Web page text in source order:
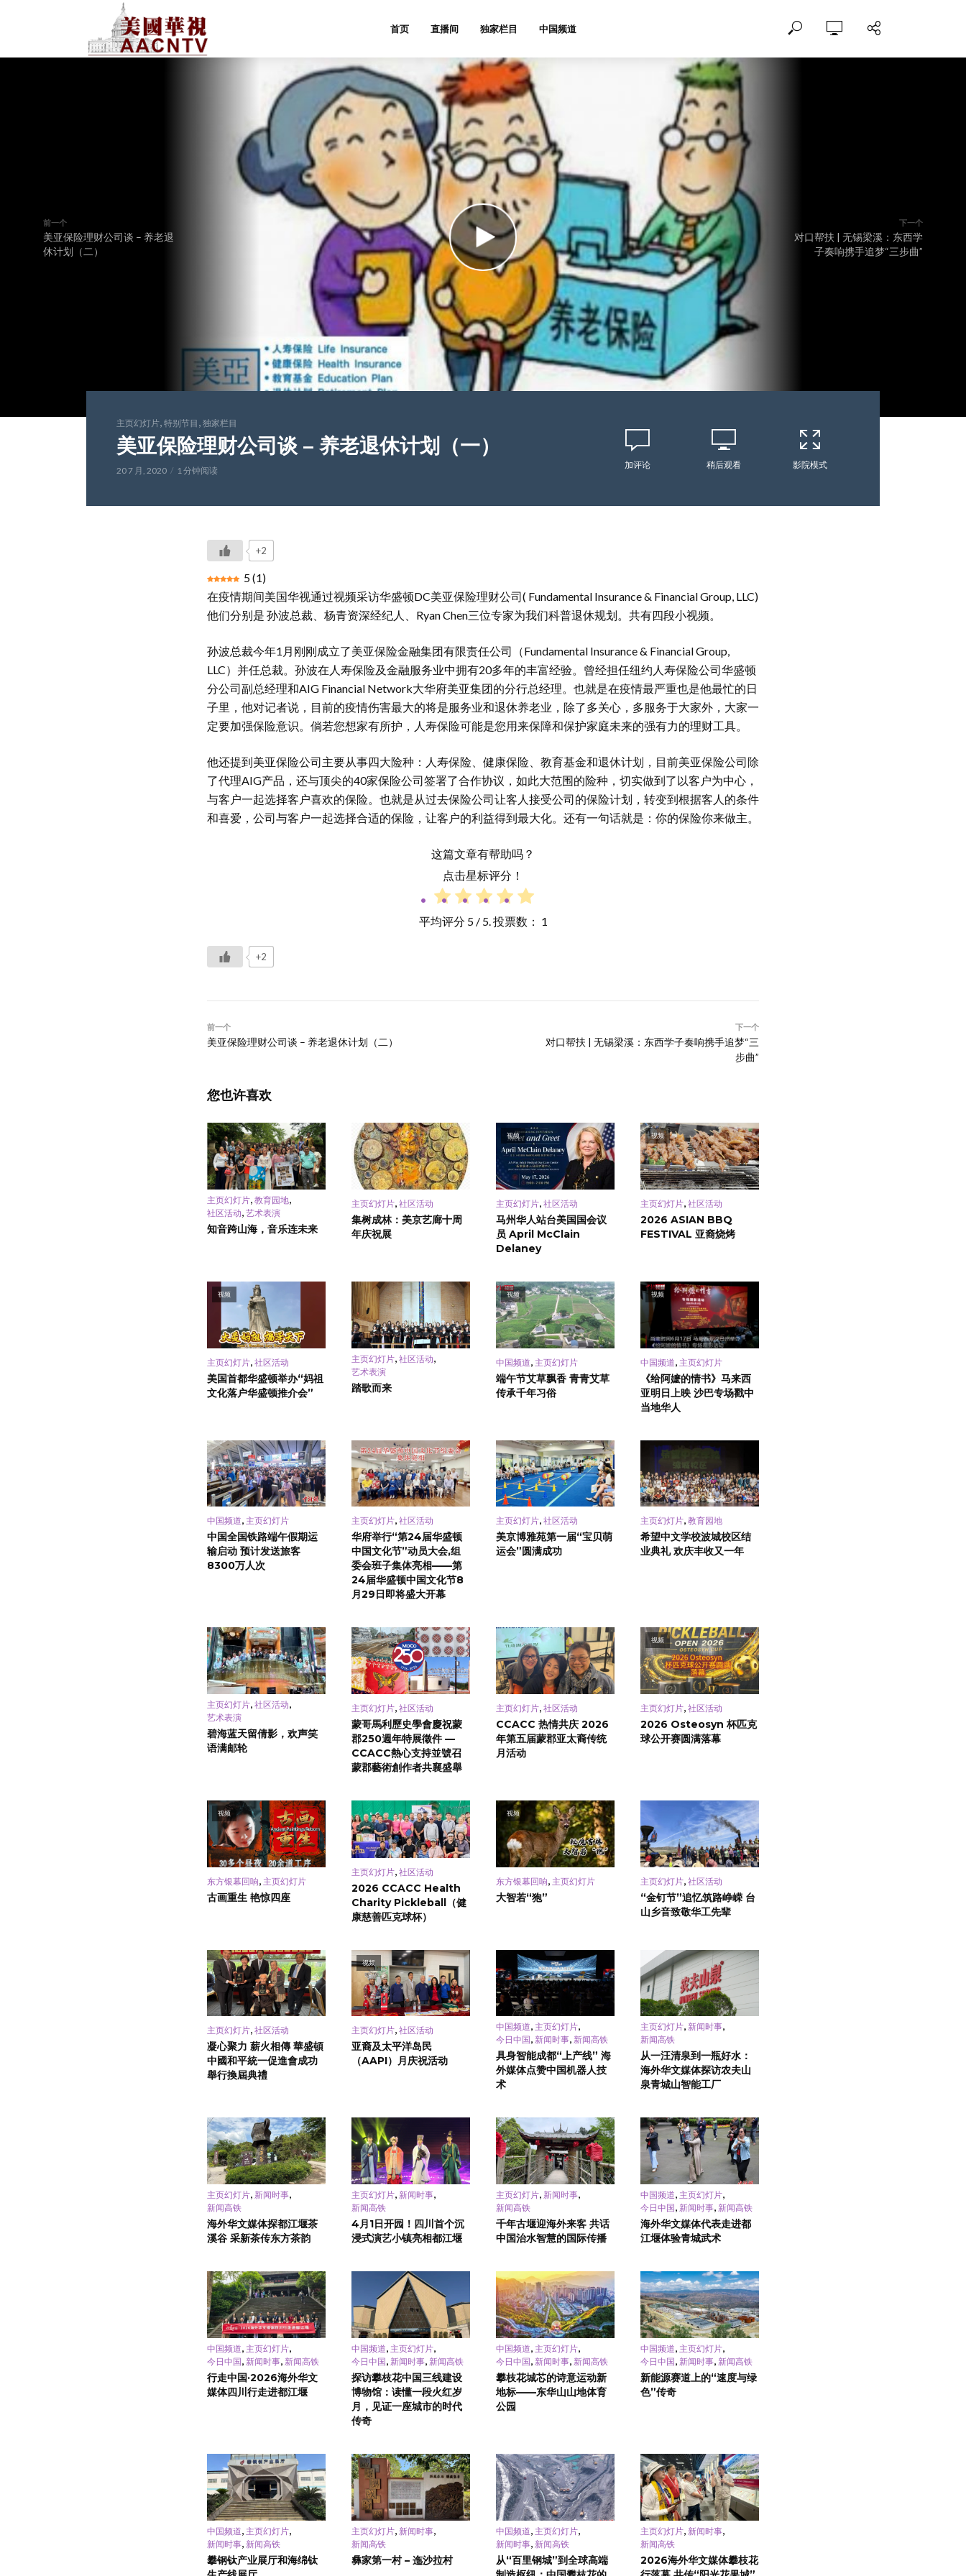
首页 直播间 独家栏目 中国频道
前一个
美亚保险理财公司谈 – 养老退
休计划（二）
下一个
对口帮扶 | 无锡梁溪：东西学
子奏响携手追梦“三步曲”
主页幻灯片, 特别节目 , 独家栏目
美亚保险理财公司谈 – 养老退休计划（一）
20 7 月, 2020 1 分钟阅读
加评论 稍后观看 影院模式
+2
5(1)
在疫情期间美国华视通过视频采访华盛顿DC美亚保险理财公司( Fundamental Insurance & Financial Group, LLC)
他们分别是 孙波总裁、杨青资深经纪人、Ryan Chen三位专家为我们科普退休规划。共有四段小视频。
孙波总裁今年1月刚刚成立了美亚保险金融集团有限责任公司（Fundamental Insurance & Financial Group,
LLC）并任总裁。孙波在人寿保险及金融服务业中拥有20多年的丰富经验。曾经担任纽约人寿保险公司华盛顿
分公司副总经理和AIG Financial Network大华府美亚集团的分行总经理。也就是在疫情最严重也是他最忙的日
子里，他对记者说，目前的疫情伤害最大的将是服务业和退休养老业，除了多关心，多服务于大家外，大家一
定要加强保险意识。倘若您想家有所护，人寿保险可能是您用来保障和保护家庭未来的强有力的理财工具。
他还提到美亚保险公司主要从事四大险种：人寿保险、健康保险、教育基金和退休计划，目前美亚保险公司除
了代理AIG产品，还与顶尖的40家保险公司签署了合作协议，如此大范围的险种，切实做到了以客户为中心，
与客户一起选择客户喜欢的保险。也就是从过去保险公司让客人接受公司的保险计划，转变到根据客人的条件
和喜爱，公司与客户一起选择合适的保险，让客户的利益得到最大化。还有一句话就是：你的保险你来做主。
这篇文章有帮助吗？
点击星标评分！
平均评分 5/ 5. 投票数： 1
+2
前一个
美亚保险理财公司谈 – 养老退休计划（二）
下一个
对口帮扶 | 无锡梁溪：东西学子奏响携手追梦“三
步曲”
您也许喜欢
主页幻灯片 教育园地
社区活动 艺术表演
知音跨山海，音乐连未来
主页幻灯片 社区活动
集树成林：美京艺廊十周
年庆祝展
视频
主页幻灯片 社区活动
马州华人站台美国国会议
员 April McClain
Delaney
视频
主页幻灯片 社区活动
2026 ASIAN BBQ
FESTIVAL 亚裔烧烤
视频
主页幻灯片 社区活动
美国首都华盛顿举办“妈祖
文化落户华盛顿推介会”
主页幻灯片 社区活动
艺术表演
踏歌而来
视频
中国频道 主页幻灯片
端午节艾草飘香 青青艾草
传承千年习俗
视频
中国频道 主页幻灯片
《给阿嬷的情书》马来西
亚明日上映 沙巴专场戳中
当地华人
中国频道, 主页幻灯片
中国全国铁路端午假期运
输启动 预计发送旅客
8300万人次
主页幻灯片, 社区活动
华府举行“第24届华盛顿
中国文化节”动员大会,组
委会班子集体亮相——第
24届华盛顿中国文化节8
月29日即将盛大开幕
主页幻灯片, 社区活动
美京博雅苑第一届“宝贝萌
运会”圆满成功
主页幻灯片, 教育园地
希望中文学校波城校区结
业典礼 欢庆丰收又一年
主页幻灯片, 社区活动,
艺术表演
碧海蓝天留倩影，欢声笑
语满邮轮
主页幻灯片, 社区活动
蒙哥馬利歷史學會慶祝蒙
郡250週年特展徵件 —
CCACC熱心支持並號召
蒙郡藝術創作者共襄盛舉
主页幻灯片, 社区活动
CCACC 热情共庆 2026
年第五届蒙郡亚太裔传统
月活动
视频
主页幻灯片, 社区活动
2026 Osteosyn 杯匹克
球公开赛圆满落幕
视频
东方银幕回响, 主页幻灯片
古画重生 艳惊四座
主页幻灯片 社区活动
2026 CCACC Health
Charity Pickleball（健
康慈善匹克球杯）
视频
东方银幕回响, 主页幻灯片
大智若“狍”
主页幻灯片, 社区活动
“金钉节”追忆筑路峥嵘 台
山乡音致敬华工先辈
主页幻灯片, 社区活动
凝心聚力 薪火相傳 華盛頓
中國和平統一促進會成功
舉行換屆典禮
视频
主页幻灯片, 社区活动
亚裔及太平洋岛民
（AAPI）月庆祝活动
中国频道, 主页幻灯片,
今日中国, 新闻时事, 新闻高铁
具身智能成都“上产线” 海
外媒体点赞中国机器人技
术
主页幻灯片, 新闻时事,
新闻高铁
从一汪清泉到一瓶好水：
海外华文媒体探访农夫山
泉青城山智能工厂
主页幻灯片, 新闻时事,
新闻高铁
海外华文媒体探都江堰茶
溪谷 采新茶传东方茶韵
主页幻灯片, 新闻时事,
新闻高铁
4月1日开园！四川首个沉
浸式演艺小镇亮相都江堰
主页幻灯片, 新闻时事,
新闻高铁
千年古堰迎海外来客 共话
中国治水智慧的国际传播
中国频道, 主页幻灯片,
今日中国, 新闻时事, 新闻高铁
海外华文媒体代表走进都
江堰体验青城武术
中国频道, 主页幻灯片,
今日中国, 新闻时事, 新闻高铁
行走中国·2026海外华文
媒体四川行走进都江堰
中国频道, 主页幻灯片,
今日中国, 新闻时事, 新闻高铁
探访攀枝花中国三线建设
博物馆：读懂一段火红岁
月，见证一座城市的时代
传奇
中国频道, 主页幻灯片,
今日中国, 新闻时事, 新闻高铁
攀枝花城芯的诗意运动新
地标——东华山山地体育
公园
中国频道, 主页幻灯片,
今日中国, 新闻时事, 新闻高铁
新能源赛道上的“速度与绿
色”传奇
中国频道 主页幻灯片
新闻时事 新闻高铁
攀钢钛产业展厅和海绵钛
主页幻灯片 新闻时事
新闻高铁
彝家第一村 – 迤沙拉村
中国频道 主页幻灯片
新闻时事 新闻高铁
从“百里钢城”到全球高端
主页幻灯片 新闻时事
新闻高铁
2026海外华文媒体攀枝花